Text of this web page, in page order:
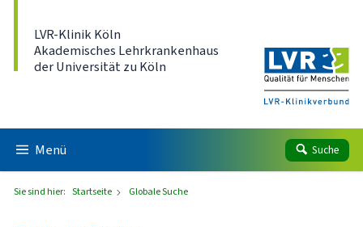
LVR-Klinik Köln
Akademisches Lehrkrankenhaus
der Universität zu Köln
Menü Suche
Sie sind hier: Startseite Globale Suche